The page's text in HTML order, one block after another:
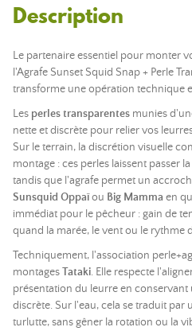
Description
Le partenaire essentiel pour monter
l'Agrafe Sunset Squid Snap + Perle
transforme une opération technique
Les perles transparentes munies
nette et discrète pour relier vos
Sur le terrain, la discrétion visuelle
montage : ces perles laissent passer
tandis que l'agrafe permet un
Sunsquid Oppaïou Big Mamma en
immédiat pour le pêcheur : gain de
quand la marée, le vent ou le rythme
Techniquement, l'association
montagesTataki. Elle respecte
présentation du leurre en
discrète. Sur l'eau, cela se traduit
turlutte, sans gêner la rotation ou la